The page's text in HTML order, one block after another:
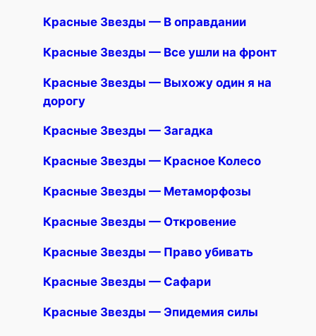
Красные Звезды — В оправдании
Красные Звезды — Все ушли на фронт
Красные Звезды — Выхожу один я на
дорогу
Красные Звезды — Загадка
Красные Звезды — Красное Колесо
Красные Звезды — Метаморфозы
Красные Звезды — Откровение
Красные Звезды — Право убивать
Красные Звезды — Сафари
Красные Звезды — Эпидемия силы